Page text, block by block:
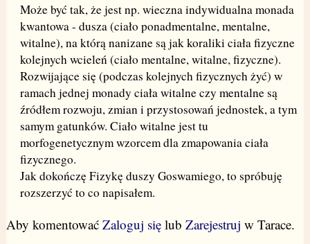
Może być tak, że jest np. wieczna indywidualna monada
kwantowa - dusza (ciało ponadmentalne, mentalne,
witalne), na którą nanizane są jak koraliki ciała fizyczne
kolejnych wcieleń (ciało mentalne, witalne, fizyczne).
Rozwijające się (podczas kolejnych fizycznych żyć) w
ramach jednej monady ciała witalne czy mentalne są
źródłem rozwoju, zmian i przystosowań jednostek, a tym
samym gatunków. Ciało witalne jest tu
morfogenetycznym wzorcem dla zmapowania ciała
fizycznego.
Jak dokończę Fizykę duszy Goswamiego, to spróbuję
rozszerzyć to co napisałem.
Aby komentować Zaloguj sięlub Zarejestruj w Tarace.